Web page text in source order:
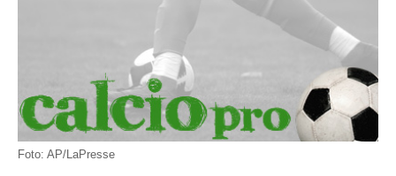
Foto: AP/LaPresse